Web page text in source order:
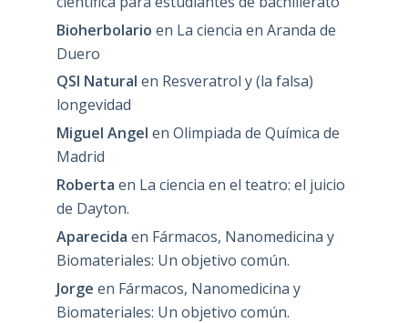
Bioherbolario en La ciencia en Aranda de
Duero
QSI Natural en Resveratrol y (la falsa)
longevidad
Miguel Angel en Olimpiada de Química de
Madrid
Roberta en La ciencia en el teatro: el juicio
de Dayton.
Aparecida en Fármacos, Nanomedicina y
Biomateriales: Un objetivo común.
Jorge en Fármacos, Nanomedicina y
Biomateriales: Un objetivo común.